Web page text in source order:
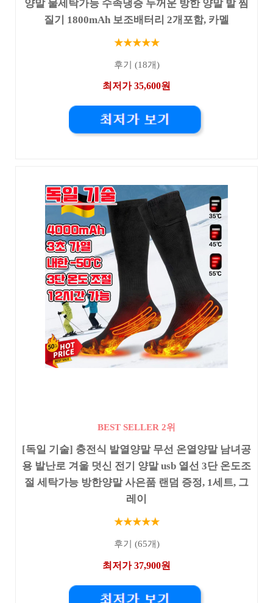
양말 물세탁가능 수족냉증 두꺼운 방한 양말 발 찜
질기 1800mAh 보조배터리 2개포함, 카멜
★★★★★
후기 (18개)
최저가 35,600원
BEST SELLER 2위
[독일 기술] 충전식 발열양말 무선 온열양말 남녀공
용 발난로 겨울 덧신 전기 양말 usb 열선 3단 온도조
절 세탁가능 방한양말 사은품 랜덤 증정, 1세트, 그
레이
★★★★★
후기 (65개)
최저가 37,900원